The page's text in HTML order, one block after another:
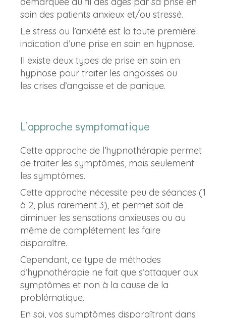
soin des patients anxieux et/ou stressé.
Le stress ou l’anxiété est la toute première
indication d’une prise en soin en hypnose.
Il existe deux types de prise en soin en
hypnose pour traiter les angoisses ou
les crises d’angoisse et de panique.
L’approche symptomatique
Cette approche de l’hypnothérapie permet
de traiter les symptômes, mais seulement
les symptômes.
Cette approche nécessite peu de séances (1
à 2, plus rarement 3), et permet soit de
diminuer les sensations anxieuses ou au
même de complétement les faire
disparaître.
Cependant, ce type de méthodes
d’hypnothérapie ne fait que s’attaquer aux
symptômes et non à la cause de la
problématique.
En soi, vos symptômes disparaîtront dans